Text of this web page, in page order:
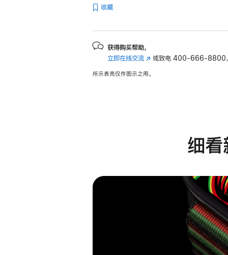
收藏
获得购买帮助，
立即在线交流 (在 或致电400-666-8800
所示表壳仅作图示之用。
细